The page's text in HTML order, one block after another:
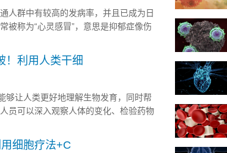
人群中有较高的发病率，并且已成为日
被称为“心灵感冒”，意思是抑郁症像伤
！利用人类干细
够让人类更好地理解生物发育，同时帮
员可以深入观察人体的变化、检验药物
的重大突破。
细胞疗法+C